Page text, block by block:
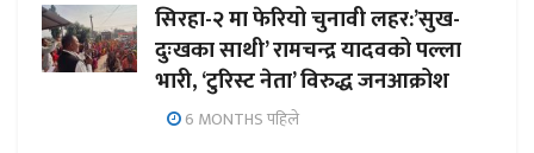
सिरहा-२ मा फेरियो चुनावी लहर:’सुख-
दुःखका साथी’ रामचन्द्र यादवको पल्ला
भारी, ‘टुरिस्ट नेता’ विरुद्ध जनआक्रोश
6 MONTHS पहिले